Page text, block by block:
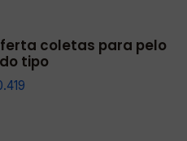
coletas para pelo
tipo